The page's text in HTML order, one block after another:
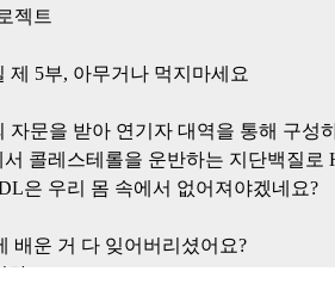
젝트
제 5부, 아무거나 먹지마세요
자문을 받아 연기자 대역을 통해 구성
서 콜레스테롤을 운반하는 지단백질
은 우리 몸 속에서 없어져야겠네요?
배운 거 다 잊어버리셨어요?
죠!